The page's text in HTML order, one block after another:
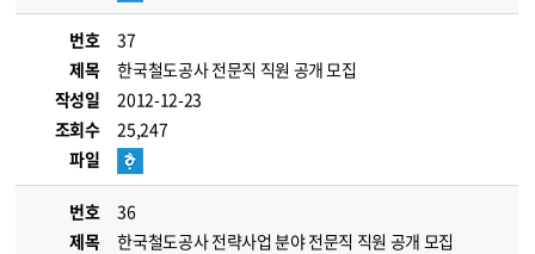
번호
37
제목
한국철도공사 전문직 직원 공개 모집
작성일
2012-12-23
조회수
25,247
파일
번호
36
제목
한국철도공사 전략사업 분야 전문직 직원 공개 모집